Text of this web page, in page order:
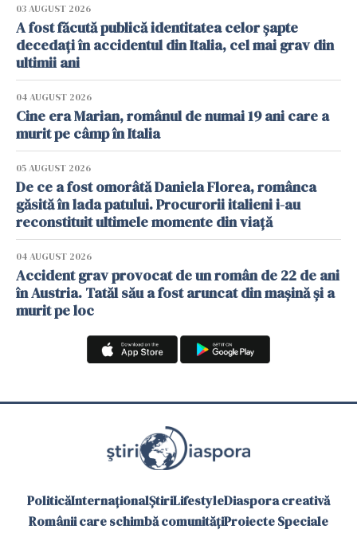
03 AUGUST 2026
A fost făcută publică identitatea celor șapte
decedați în accidentul din Italia, cel mai grav din
ultimii ani
04 AUGUST 2026
Cine era Marian, românul de numai 19 ani care a
murit pe câmp în Italia
05 AUGUST 2026
De ce a fost omorâtă Daniela Florea, românca
găsită în lada patului. Procurorii italieni i-au
reconstituit ultimele momente din viață
04 AUGUST 2026
Accident grav provocat de un român de 22 de ani
în Austria. Tatăl său a fost aruncat din mașină și a
murit pe loc
PoliticăInternaționalȘtiriLifestyleDiaspora creativă
Românii care schimbă comunitățiProiecte Speciale